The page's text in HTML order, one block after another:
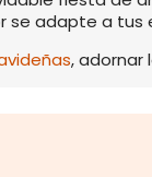
se adapte a
, adornar